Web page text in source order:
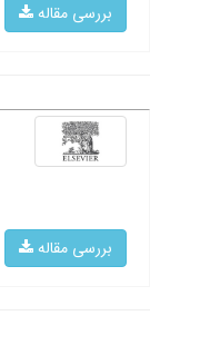
بررسی مقاله
بررسی مقاله